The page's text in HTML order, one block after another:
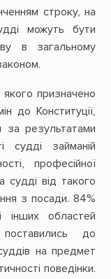
строку, на
можуть бути
в загальному
якого призначено
до Конституції,
за результатами
судді займаній
професійної
судді від такого
з посади. 84%
інших областей
до
на предмет
поведінки.